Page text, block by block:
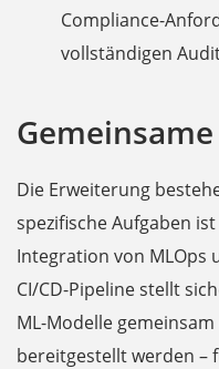
Compliance-
vollständigen
Die Erweiterung
spezifische Aufgaben
Integration von MLOps
CI/CD-Pipeline stellt
ML-Modelle
bereitgestellt werden –